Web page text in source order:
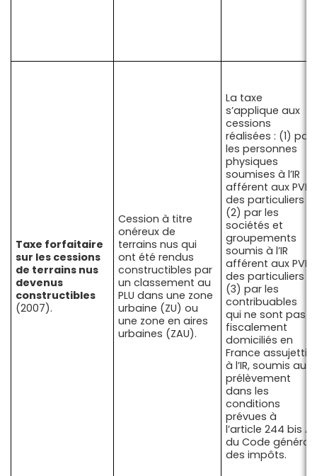
Taxe forfaitaire
sur les cessions
de terrains nus
devenus
constructibles
(2007).
Cession à titre
onéreux de
terrains nus qui
ont été rendus
constructibles par
un classement au
PLU dans une zone
urbaine (ZU) ou
une zone en aires
urbaines (ZAU).
La taxe
s’applique aux
cessions
réalisées : (1) par
les personnes
physiques
soumises à l’IR
afférent aux PVI
des particuliers ;
(2) par les
sociétés et
groupements
soumis à l’IR
afférent aux PVI
des particuliers ;
(3) par les
contribuables
qui ne sont pas
fiscalement
domiciliés en
France assujettis
à l’IR, soumis au
prélèvement
dans les
conditions
prévues à
l’article 244 bis A
du Code général
des impôts.